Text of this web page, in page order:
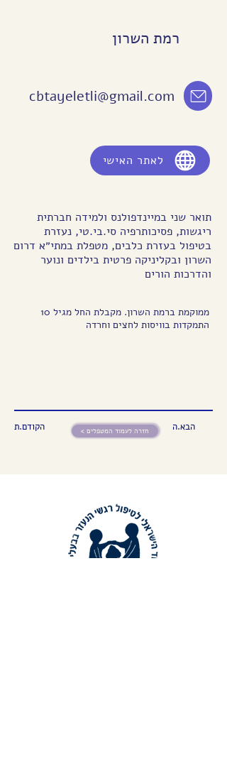
רמת השרון
cbtayeletli@gmail.com
לאתר האישי
תואר שני במיינדפולנס ולמידה חברתית
ריגשות, פסיכותרפיה סי.בי.טי, נעזרת
בטיפול בעזרת כלבים, מטפלת במתי״א דרום
השרון ובקליניקה פרטית בילדים ונוער
והדרכות הורים
ממוקמת ברמת השרון. מקבלת החל מגיל 10
התמקדות בוויסות לחצים וחרדה
הקודם.ת < חזרה לעמוד המטפלים הבא.ה